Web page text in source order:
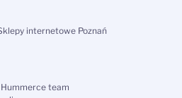
internetowe Poznań
team